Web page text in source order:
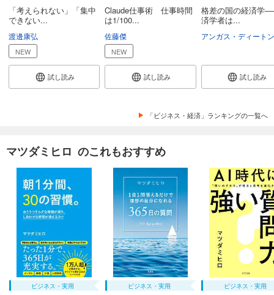
「考えられない」「集中
できない...
渡邊康弘
NEW
試し読み
Claude仕事術 仕事時間
は1/100...
佐藤傑
NEW
試し読み
格差の国の経済学
済学者は...
アンガス・ディートン
試し読み
「ビジネス・経済」ランキングの一覧へ
マツダミヒロ のこれもおすすめ
ビジネス・実用 ビジネス・実用 ビジネス・実用